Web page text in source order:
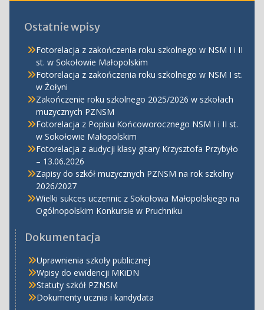
Ostatnie wpisy
Fotorelacja z zakończenia roku szkolnego w NSM I i II
st. w Sokołowie Małopolskim
Fotorelacja z zakończenia roku szkolnego w NSM I st.
w Żołyni
Zakończenie roku szkolnego 2025/2026 w szkołach
muzycznych PZNSM
Fotorelacja z Popisu Końcoworocznego NSM I i II st.
w Sokołowie Małopolskim
Fotorelacja z audycji klasy gitary Krzysztofa Przybyło
– 13.06.2026
Zapisy do szkół muzycznych PZNSM na rok szkolny
2026/2027
Wielki sukces uczennic z Sokołowa Małopolskiego na
Ogólnopolskim Konkursie w Pruchniku
Dokumentacja
Uprawnienia szkoły publicznej
Wpisy do ewidencji MKiDN
Statuty szkół PZNSM
Dokumenty ucznia i kandydata